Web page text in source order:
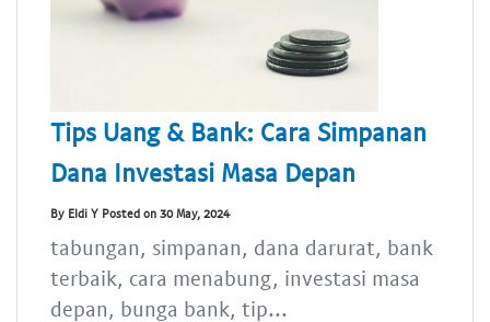
Tips Uang & Bank: Cara Simpanan
Dana Investasi Masa Depan
By Eldi Y Posted on 30 May, 2024
tabungan, simpanan, dana darurat, bank
terbaik, cara menabung, investasi masa
depan, bunga bank, tip...